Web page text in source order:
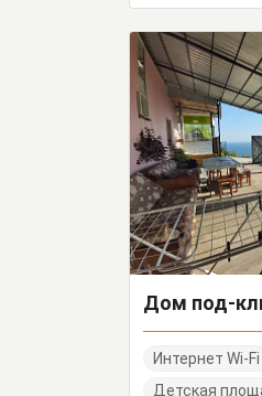
Дом под-
Интернет Wi-Fi
Детская